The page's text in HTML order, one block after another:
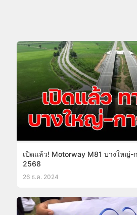
เปิดแล้ว! Motorway M81 บางใหญ่
2568
26 ธ.ค. 2024